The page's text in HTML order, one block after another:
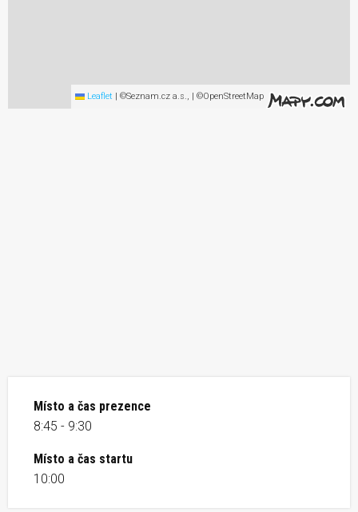
Leaflet | ©Seznam.cz a.s., | ©OpenStreetMap
Místo a čas prezence
8:45 - 9:30
Místo a čas startu
10:00